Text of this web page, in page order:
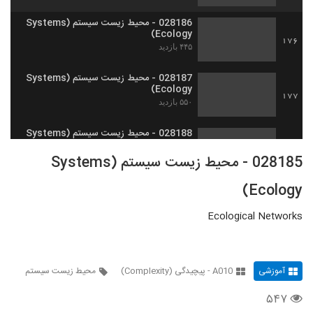
176
028186 - محیط زیست سیستم (Systems
Ecology)
۴۴۵ بازدید
177
028187 - محیط زیست سیستم (Systems
Ecology)
۵۵۰ بازدید
028188 - محیط زیست سیستم (Systems
180
۴۸۰ بازدید
028185 - محیط زیست سیستم (Systems
Ecology)
Ecological Networks
آموزشی A010 - پیچیدگی (Complexity) محیط زیست سیستم
۵۴۷